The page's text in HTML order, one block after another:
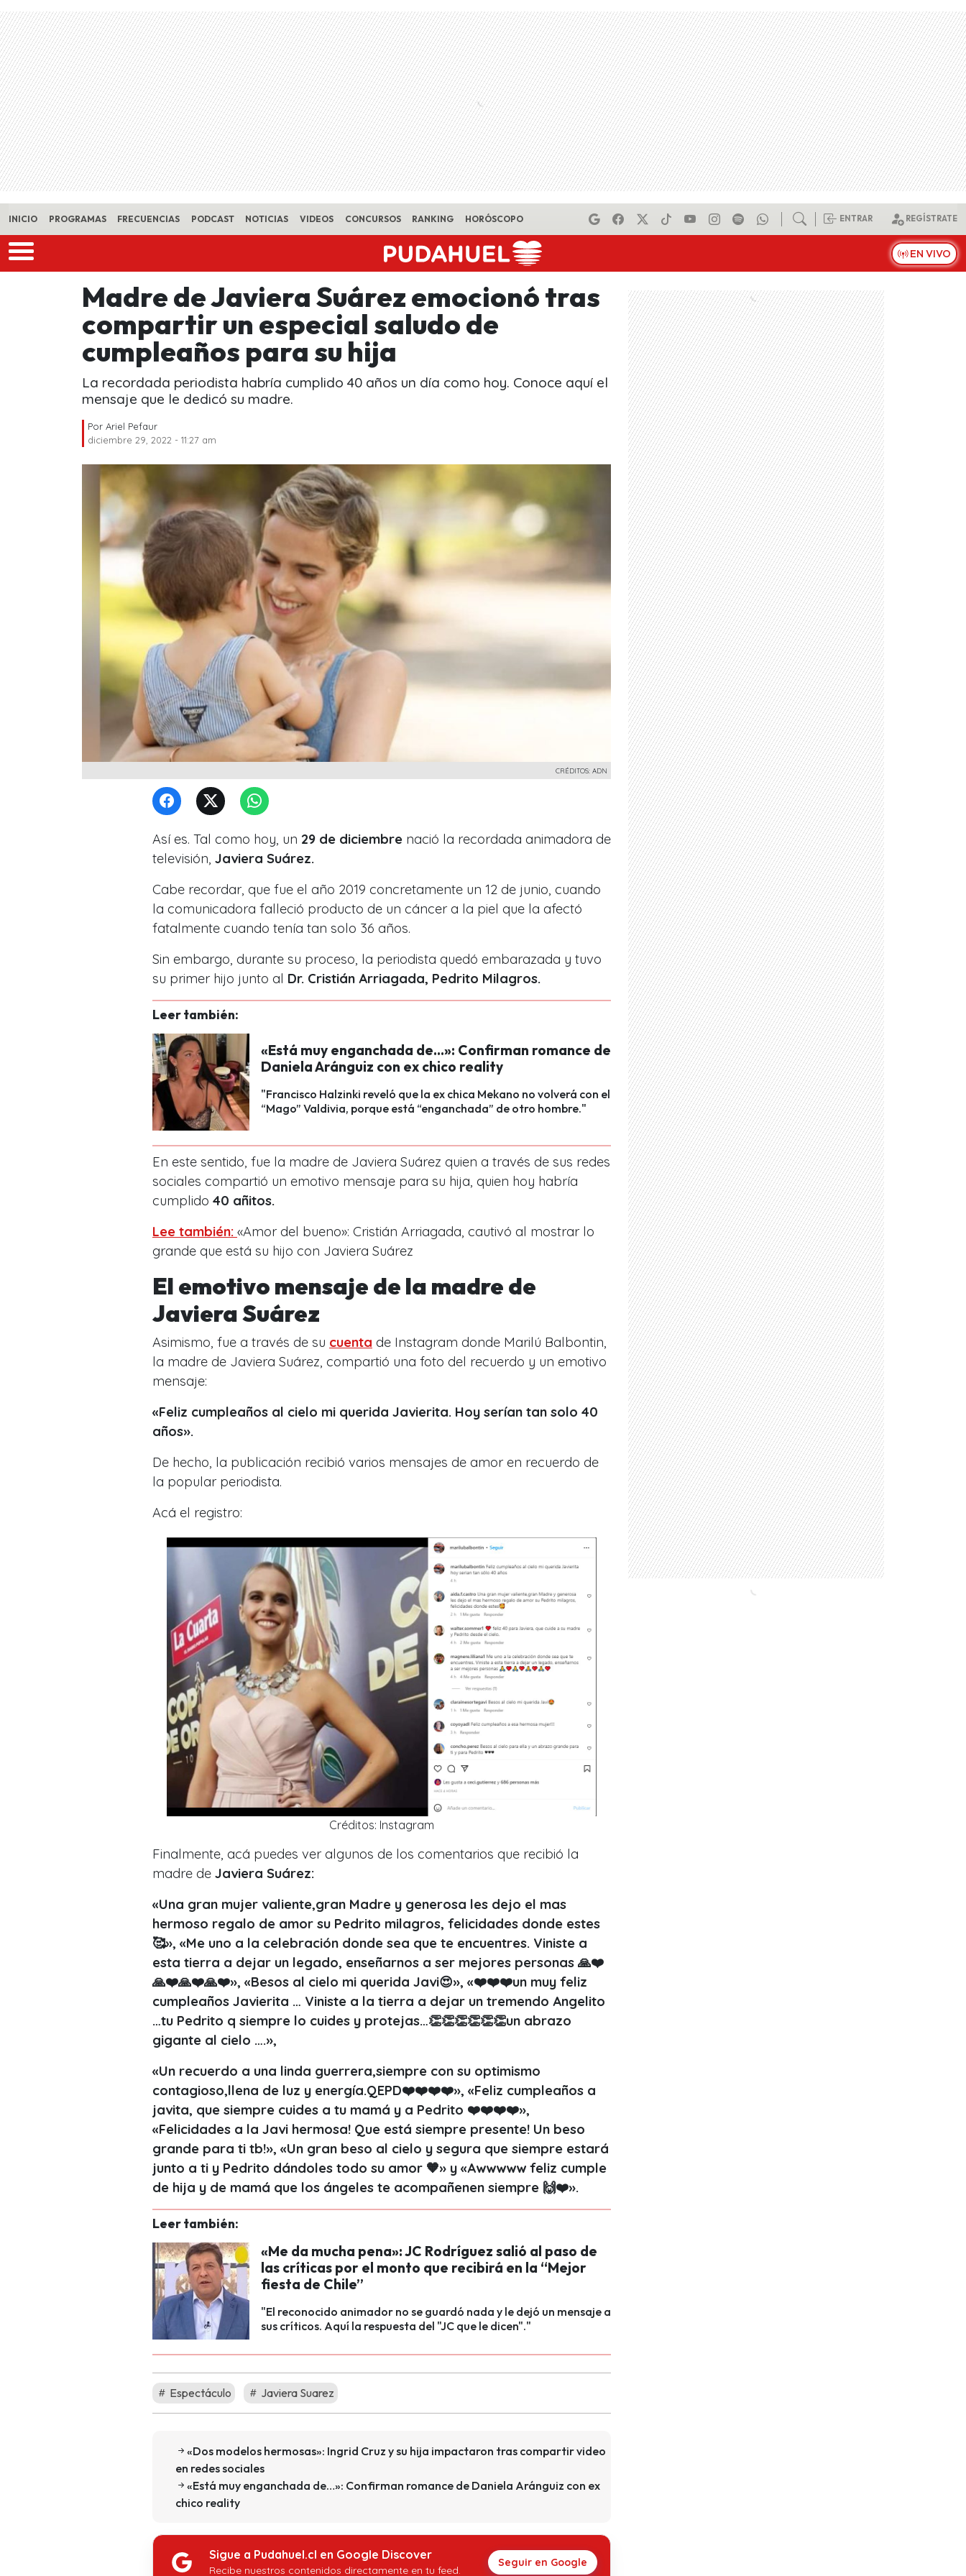
Skip to main content
INICIO PROGRAMAS FRECUENCIAS PODCAST NOTICIAS VIDEOS CONCURSOS RANKING HORÓSCOPO ENTRAR REGÍSTRATE
EN VIVO
Madre de Javiera Suárez emocionó tras
compartir un especial saludo de
cumpleaños para su hija
La recordada periodista habría cumplido 40 años un día como hoy. Conoce aquí el
mensaje que le dedicó su madre.
Por Ariel Pefaur
diciembre 29, 2022 - 11:27 am
CRÉDITOS: ADN
Así es. Tal como hoy, un 29 de diciembre nació la recordada animadora de
televisión, Javiera Suárez.
Cabe recordar, que fue el año 2019 concretamente un 12 de junio, cuando
la comunicadora falleció producto de un cáncer a la piel que la afectó
fatalmente cuando tenía tan solo 36 años.
Sin embargo, durante su proceso, la periodista quedó embarazada y tuvo
su primer hijo junto al Dr. Cristián Arriagada, Pedrito Milagros.
Leer también:
«Está muy enganchada de…»: Confirman romance de
Daniela Aránguiz con ex chico reality
"Francisco Halzinki reveló que la ex chica Mekano no volverá con el
“Mago” Valdivia, porque está “enganchada” de otro hombre."
En este sentido, fue la madre de Javiera Suárez quien a través de sus redes
sociales compartió un emotivo mensaje para su hija, quien hoy habría
cumplido 40 añitos.
Lee también: «Amor del bueno»: Cristián Arriagada, cautivó al mostrar lo
grande que está su hijo con Javiera Suárez
El emotivo mensaje de la madre de
Javiera Suárez
Asimismo, fue a través de su cuenta de Instagram donde Marilú Balbontin,
la madre de Javiera Suárez, compartió una foto del recuerdo y un emotivo
mensaje:
«Feliz cumpleaños al cielo mi querida Javierita. Hoy serían tan solo 40
años».
De hecho, la publicación recibió varios mensajes de amor en recuerdo de
la popular periodista.
Acá el registro:
Créditos: Instagram
Finalmente, acá puedes ver algunos de los comentarios que recibió la
madre de Javiera Suárez:
«Una gran mujer valiente,gran Madre y generosa les dejo el mas
hermoso regalo de amor su Pedrito milagros, felicidades donde estes
🥰», «Me uno a la celebración donde sea que te encuentres. Viniste a
esta tierra a dejar un legado, enseñarnos a ser mejores personas 🙏❤️
🙏❤️🙏❤️🙏❤️», «Besos al cielo mi querida Javi😍», «❤️❤️❤️un muy feliz
cumpleaños Javierita … Viniste a la tierra a dejar un tremendo Angelito
…tu Pedrito q siempre lo cuides y protejas…👏👏👏👏👏👏un abrazo
gigante al cielo ….»,
«Un recuerdo a una linda guerrera,siempre con su optimismo
contagioso,llena de luz y energía.QEPD❤️❤️❤️❤️», «Feliz cumpleaños a
javita, que siempre cuides a tu mamá y a Pedrito ❤️❤️❤️❤️»,
«Felicidades a la Javi hermosa! Que está siempre presente! Un beso
grande para ti tb!», «Un gran beso al cielo y segura que siempre estará
junto a ti y Pedrito dándoles todo su amor 🧡» y «Awwwww feliz cumple
de hija y de mamá que los ángeles te acompañenen siempre 🙌❤️».
Leer también:
«Me da mucha pena»: JC Rodríguez salió al paso de
las críticas por el monto que recibirá en la “Mejor
fiesta de Chile”
"El reconocido animador no se guardó nada y le dejó un mensaje a
sus críticos. Aquí la respuesta del "JC que le dicen"."
Espectáculo Javiera Suarez
«Dos modelos hermosas»: Ingrid Cruz y su hija impactaron tras compartir video
en redes sociales
«Está muy enganchada de…»: Confirman romance de Daniela Aránguiz con ex
chico reality
Sigue a Pudahuel.cl en Google Discover
Recibe nuestros contenidos directamente en tu feed.
Seguir en Google